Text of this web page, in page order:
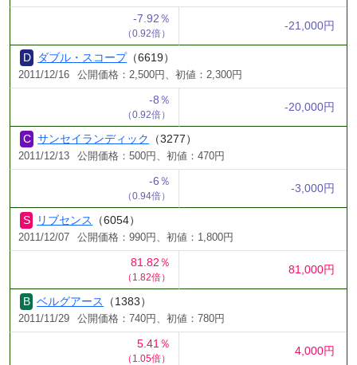
-7.92％
（0.92倍）
-21,000円
ダブル・スコープ（6619）
2011/12/16 公開価格：2,500円、初値：2,300円
-8％
（0.92倍）
-20,000円
サンセイランディック （3277）
2011/12/13 公開価格：500円、初値：470円
-6％
（0.94倍）
-3,000円
リブセンス （6054）
2011/12/07 公開価格：990円、初値：1,800円
81.82％
（1.82倍）
81,000円
ベルグアース （1383）
2011/11/29 公開価格：740円、初値：780円
5.41％
（1.05倍）
4,000円